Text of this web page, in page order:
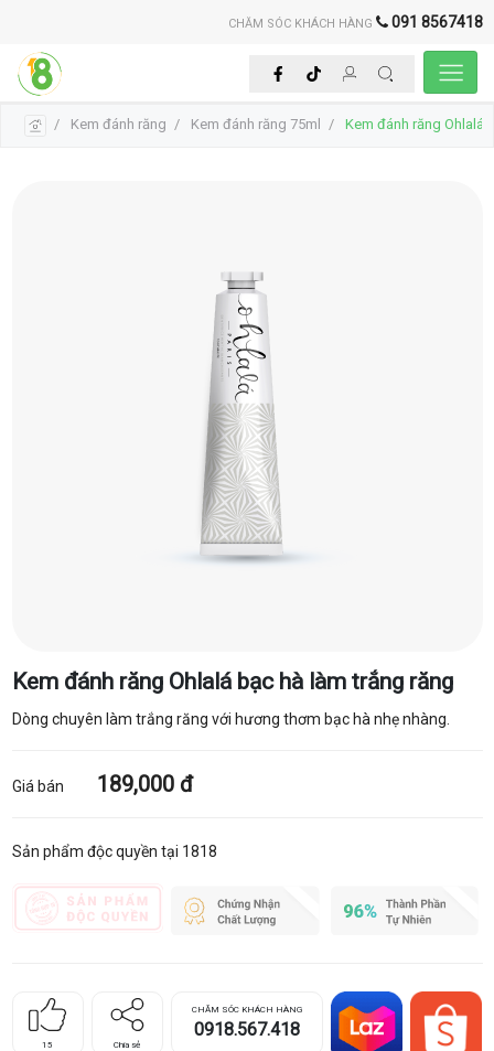
CHĂM SÓC KHÁCH HÀNG 091 8567418
Kem đánh răng Kem đánh răng 75ml Kem đánh răng Ohlalá
Kem đánh răng Ohlalá bạc hà làm trắng răng
Dòng chuyên làm trắng răng với hương thơm bạc hà nhẹ nhàng.
Giá bán 189,000 đ
Sản phẩm độc quyền tại 1818
15 Chia sẻ
CHĂM SÓC KHÁCH HÀNG
0918.567.418